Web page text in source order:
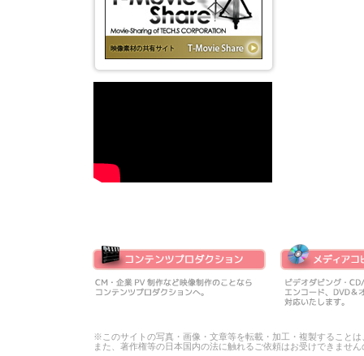
※このサイトの写真・画像・文章等を転載・加工・複製すること
また、著作権等の日本国内の法に触れるご依頼はお受けできませ